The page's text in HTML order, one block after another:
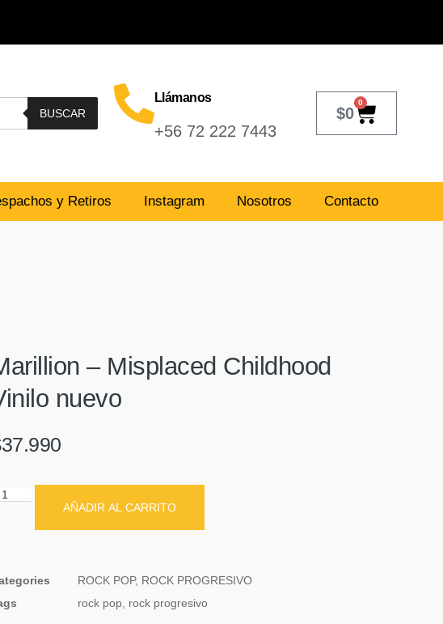
BUSCAR
Llámanos
+56 72 222 7443
$0
0
y Retiros Instagram Nosotros Contacto
‎– Misplaced Childhood
nuevo
37.990
AÑADIR AL CARRITO
ROCK POP, ROCK PROGRESIVO
rock pop, rock progresivo